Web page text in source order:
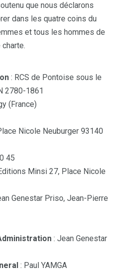
que nous déclarons
dans les quatre coins du
et tous les hommes de
: RCS de Pontoise sous le
2780-1861
(France)
Nicole Neuburger 93140
45
Minsi 27, Place Nicole
Genestar Priso, Jean-Pierre
: Jean Genestar
: Paul YAMGA